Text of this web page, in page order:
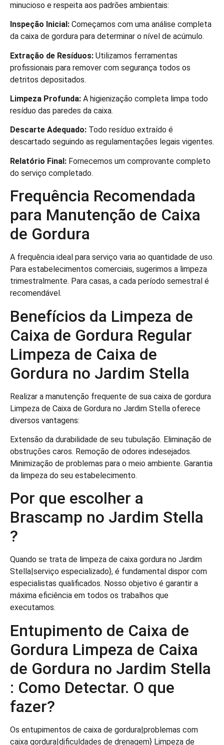
minucioso e respeita aos padrões ambientais:
Inspeção Inicial: Começamos com uma análise completa
da caixa de gordura para determinar o nível de acúmulo.
Extração de Resíduos: Utilizamos ferramentas
profissionais para remover com segurança todos os
detritos depositados.
Limpeza Profunda: A higienização completa limpa todo
resíduo das paredes da caixa.
Descarte Adequado: Todo resíduo extraído é
descartado seguindo as regulamentações legais vigentes.
Relatório Final: Fornecemos um comprovante completo
do serviço completado.
Frequência Recomendada
para Manutenção de Caixa
de Gordura
A frequência ideal para serviço varia ao quantidade de uso.
Para estabelecimentos comerciais, sugerimos a limpeza
trimestralmente. Para casas, a cada período semestral é
recomendável.
Benefícios da Limpeza de
Caixa de Gordura Regular
Limpeza de Caixa de
Gordura no Jardim Stella
Realizar a manutenção frequente de sua caixa de gordura
Limpeza de Caixa de Gordura no Jardim Stella oferece
diversos vantagens:
Extensão da durabilidade de seu tubulação. Eliminação de
obstruções caros. Remoção de odores indesejados.
Minimização de problemas para o meio ambiente. Garantia
da limpeza do seu estabelecimento.
Por que escolher a
Brascamp no Jardim Stella
?
Quando se trata de limpeza de caixa gordura no Jardim
Stella|serviço especializado}, é fundamental dispor com
especialistas qualificados. Nosso objetivo é garantir a
máxima eficiência em todos os trabalhos que
executamos.
Entupimento de Caixa de
Gordura Limpeza de Caixa
de Gordura no Jardim Stella
: Como Detectar. O que
fazer?
Os entupimentos de caixa de gordura|problemas com
caixa gordura|dificuldades de drenagem} Limpeza de